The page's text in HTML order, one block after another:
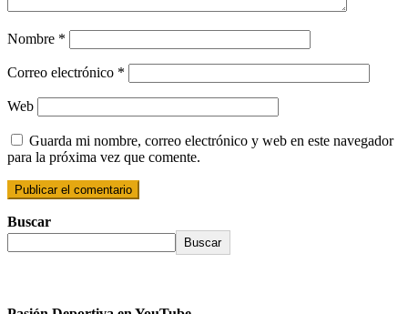
Nombre *
Correo electrónico *
Web
Guarda mi nombre, correo electrónico y web en este navegador
para la próxima vez que comente.
Buscar
Buscar